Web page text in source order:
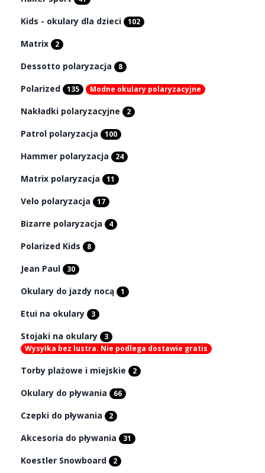
Kids - okulary dla dzieci 102
Matrix 2
Dessotto polaryzacja 8
Polarized 135 Modne okulary polaryzacyjne
Nakładki polaryzacyjne 2
Patrol polaryzacja 100
Hammer polaryzacja 24
Matrix polaryzacja 11
Velo polaryzacja 17
Bizarre polaryzacja 4
Polarized Kids 8
Jean Paul 30
Okulary do jazdy nocą 1
Etui na okulary 3
Stojaki na okulary
3
Wysyłka bez lustra. Nie podlega dostawie gratis
Torby plażowe i miejskie 2
Okulary do pływania 66
Czepki do pływania 2
Akcesoria do pływania 31
Koestler Snowboard 2